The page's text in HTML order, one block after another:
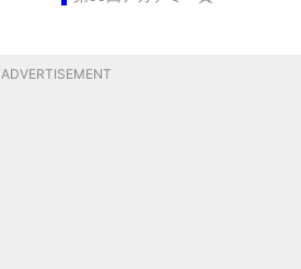
ADVERTISEMENT